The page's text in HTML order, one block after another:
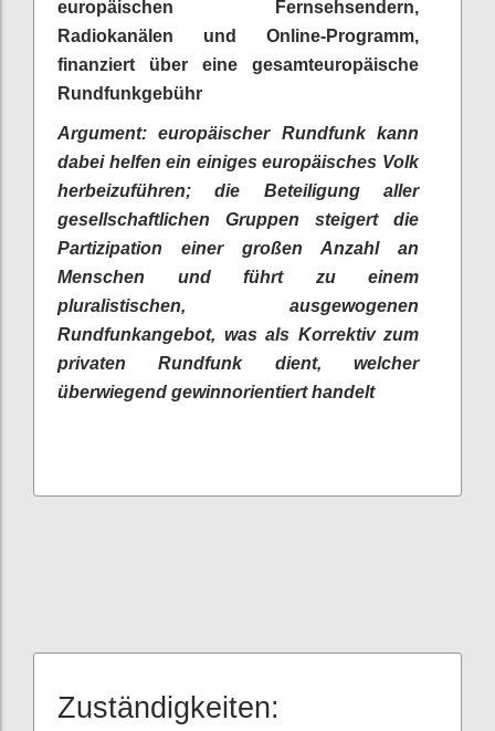
europäischen Fernsehsendern,
Radiokanälen und Online-Programm,
finanziert über eine gesamteuropäische
Rundfunkgebühr
Argument: europäischer Rundfunk kann
dabei helfen ein einiges europäisches Volk
herbeizuführen; die Beteiligung aller
gesellschaftlichen Gruppen steigert die
Partizipation einer großen Anzahl an
Menschen und führt zu einem
pluralistischen, ausgewogenen
Rundfunkangebot, was als Korrektiv zum
privaten Rundfunk dient, welcher
überwiegend gewinnorientiert handelt
Zuständigkeiten: